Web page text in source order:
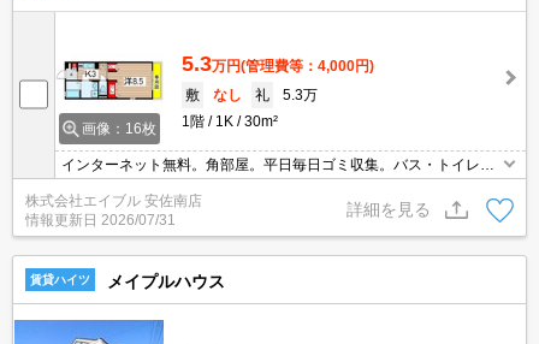
画像：16枚
5.3万円(管理費等：4,000円)
敷
なし 礼
5.3万
1階
1K 30m²
インターネット無料。角部屋。平日毎日ゴミ収集。バス・トイレ
別。温水洗浄暖房便座。シャワー付独立洗面台。防犯ガラス仕様。
TVモニターホン有。照明器具付き。専用庭付き。スーパーへ550
m。
株式会社エイブル 安佐南店
情報更新日 2026/07/31
詳細を見る
賃貸ハイツ メイプルハウス